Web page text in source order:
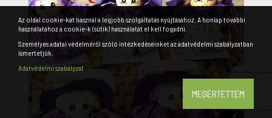
Az oldal cookie-kat használ a legjobb szolgáltatás nyújtásához. A honlap további
használatához a cookie-k (sütik) használatát el kell fogadni.
Személyes adatai védelméről szóló intézkedéseinket az adatvédelmi szabályzatban
ismertetjük.
Adatvédelmi szabályzat
MEGÉRTETTEM